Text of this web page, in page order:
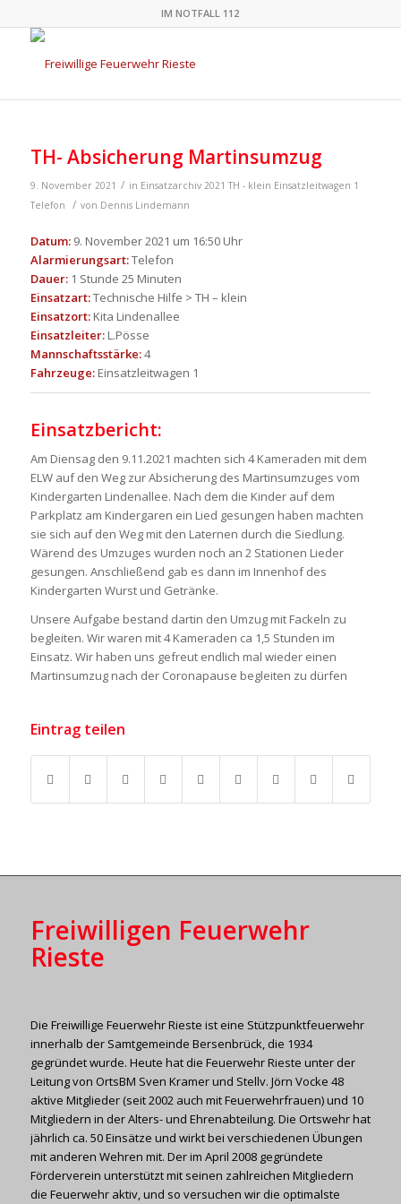
IM NOTFALL 112
TH- Absicherung Martinsumzug
9. November 2021 / in Einsatzarchiv 2021 TH - klein Einsatzleitwagen 1
Telefon
/ von Dennis Lindemann
Datum:9. November 2021 um 16:50 Uhr
Alarmierungsart:Telefon
Dauer:1 Stunde 25 Minuten
Einsatzart:Technische Hilfe > TH – klein
Einsatzort:Kita Lindenallee
Einsatzleiter:L.Pösse
Mannschaftsstärke:4
Fahrzeuge:Einsatzleitwagen 1
Einsatzbericht:
Am Diensag den 9.11.2021 machten sich 4 Kameraden mit dem
ELW auf den Weg zur Absicherung des Martinsumzuges vom
Kindergarten Lindenallee. Nach dem die Kinder auf dem
Parkplatz am Kindergaren ein Lied gesungen haben machten
sie sich auf den Weg mit den Laternen durch die Siedlung.
Wärend des Umzuges wurden noch an 2 Stationen Lieder
gesungen. Anschließend gab es dann im Innenhof des
Kindergarten Wurst und Getränke.
Unsere Aufgabe bestand dartin den Umzug mit Fackeln zu
begleiten. Wir waren mit 4 Kameraden ca 1,5 Stunden im
Einsatz. Wir haben uns gefreut endlich mal wieder einen
Martinsumzug nach der Coronapause begleiten zu dürfen
Eintrag teilen
Freiwilligen Feuerwehr
Rieste
Die Freiwillige Feuerwehr Rieste ist eine Stützpunktfeuerwehr
innerhalb der Samtgemeinde Bersenbrück, die 1934
gegründet wurde. Heute hat die Feuerwehr Rieste unter der
Leitung von OrtsBM Sven Kramer und Stellv. Jörn Vocke 48
aktive Mitglieder (seit 2002 auch mit Feuerwehrfrauen) und 10
Mitgliedern in der Alters- und Ehrenabteilung. Die Ortswehr hat
jährlich ca. 50 Einsätze und wirkt bei verschiedenen Übungen
mit anderen Wehren mit. Der im April 2008 gegründete
Förderverein unterstützt mit seinen zahlreichen Mitgliedern
die Feuerwehr aktiv, und so versuchen wir die optimalste